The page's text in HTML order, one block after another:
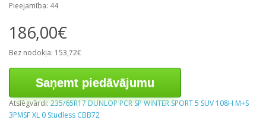
Pieejamība: 44
186,00€
Bez nodokļa: 153,72€
Saņemt piedāvājumu
Atslēgvārdi:235/65R17 DUNLOP PCR SP WINTER SPORT 5 SUV 108H M+S
3PMSF XL 0 Studless CBB72